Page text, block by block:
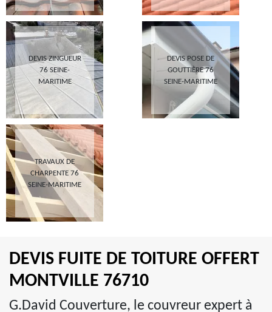
DEVIS ZINGUEUR
76 SEINE-
MARITIME
DEVIS POSE DE
GOUTTIÈRE 76
SEINE-MARITIME
TRAVAUX DE
CHARPENTE 76
SEINE-MARITIME
DEVIS FUITE DE TOITURE OFFERT
MONTVILLE 76710
G.David Couverture, le couvreur expert à